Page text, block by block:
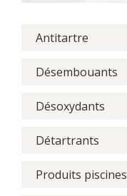
Antitartre
Désembouants
Désoxydants
Détartrants
Produits piscines